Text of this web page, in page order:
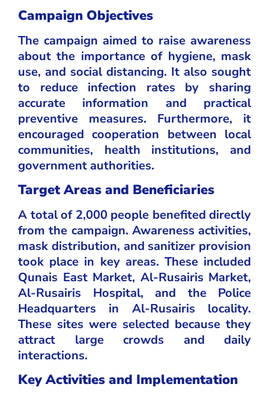
Campaign Objectives
The campaign aimed to raise awareness
about the importance of hygiene, mask
use, and social distancing. It also sought
to reduce infection rates by sharing
accurate information and practical
preventive measures. Furthermore, it
encouraged cooperation between local
communities, health institutions, and
government authorities.
Target Areas and Beneficiaries
A total of 2,000 people benefited directly
from the campaign. Awareness activities,
mask distribution, and sanitizer provision
took place in key areas. These included
Qunais East Market, Al-Rusairis Market,
Al-Rusairis Hospital, and the Police
Headquarters in Al-Rusairis locality.
These sites were selected because they
attract large crowds and daily
interactions.
Key Activities and Implementation